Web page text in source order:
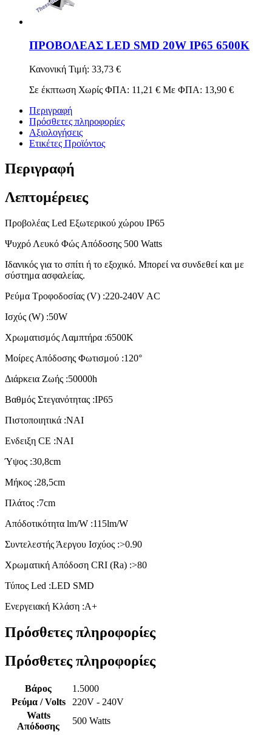
ΠΡΟΒΟΛΕΑΣ LED SMD 20W IP65 6500K
Κανονική Τιμή: 33,73 €
Σε έκπτωση Χωρίς ΦΠΑ: 11,21 € Με ΦΠΑ: 13,90 €
Περιγραφή
Πρόσθετες πληροφορίες
Αξιολογήσεις
Ετικέτες Προϊόντος
Περιγραφή
Λεπτομέρειες
Προβολέας Led Εξωτερικού χώρου IP65
Ψυχρό Λευκό Φώς Απόδοσης 500 Watts
Ιδανικός για το σπίτι ή το εξοχικό. Μπορεί να συνδεθεί και με
σύστημα ασφαλείας.
Ρεύμα Τροφοδοσίας (V) :220-240V AC
Ισχύς (W) :50W
Χρωματισμός Λαμπτήρα :6500K
Μοίρες Απόδοσης Φωτισμού :120°
Διάρκεια Ζωής :50000h
Βαθμός Στεγανότητας :IP65
Πιστοποιητικά :ΝΑΙ
Ενδειξη CE :ΝΑΙ
Ύψος :30,8cm
Μήκος :28,5cm
Πλάτος :7cm
Απόδοτικότητα lm/W :115lm/W
Συντελεστής Άεργου Ισχύος :>0.90
Χρωματική Απόδοση CRI (Ra) :>80
Τύπος Led :LED SMD
Ενεργειακή Κλάση :Α+
Πρόσθετες πληροφορίες
Πρόσθετες πληροφορίες
Βάρος
1.5000
Ρεύμα / Volts
220V - 240V
Watts
Απόδοσης
500 Watts